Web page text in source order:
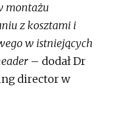
montażu
z kosztami i
w istniejących
– dodał Dr
director w